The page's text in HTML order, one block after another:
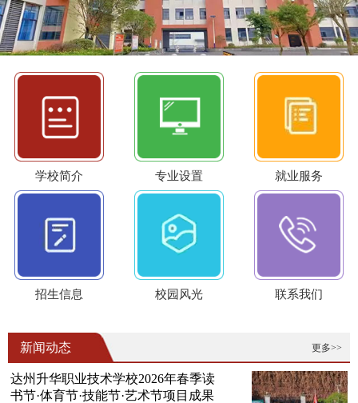
学校简介 专业设置 就业服务
招生信息 校园风光 联系我们
更多>>
新闻动态
达州升华职业技术学校2026年春季读
书节·体育节·技能节·艺术节项目成果